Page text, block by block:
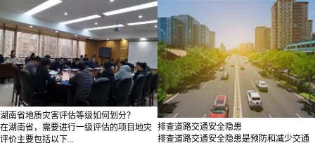
湖南省地质灾害评估等级如何划分？
在湖南省，需要进行一级评估的项目地灾
评价主要包括以下...
排查道路交通安全隐患
排查道路交通安全隐患是预防和减少交通